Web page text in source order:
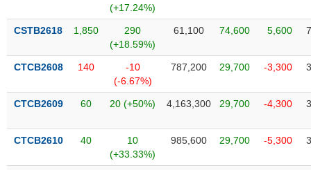
(+17.24%)
CSTB2618 1,850
290
(+18.59%)
61,100 74,600 5,600
CTCB2608 140
-10
(-6.67%)
787,200 29,700 -3,300
CTCB2609 60 20 (+50%) 4,163,300 29,700 -4,300
CTCB2610 40
10
(+33.33%)
985,600 29,700 -5,300
của
(-)
Báo
phân
tích